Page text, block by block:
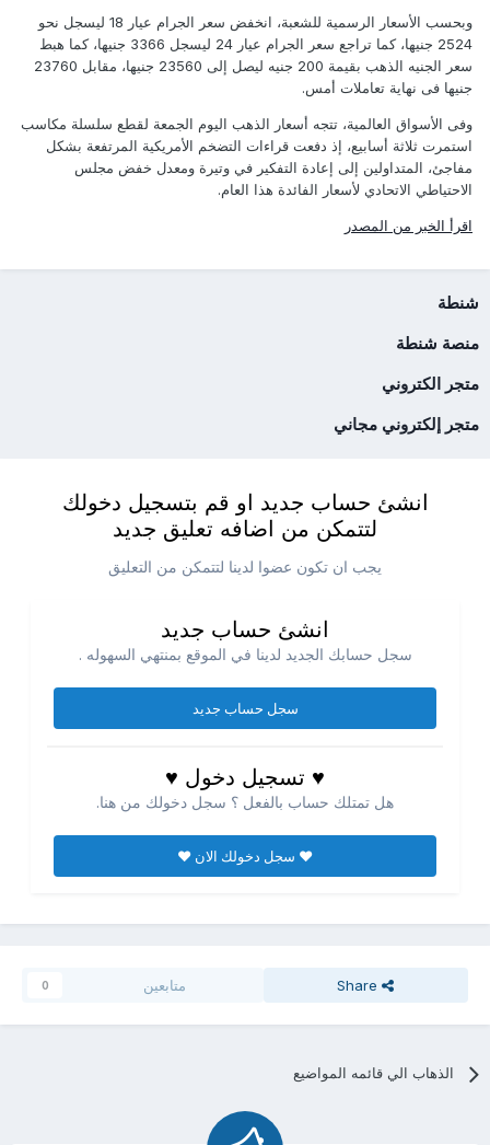
وبحسب الأسعار الرسمية للشعبة، انخفض سعر الجرام عيار 18 ليسجل نحو
2524 جنيها، كما تراجع سعر الجرام عيار 24 ليسجل 3366 جنيها، كما هبط
سعر الجنيه الذهب بقيمة 200 جنيه ليصل إلى 23560 جنيها، مقابل 23760
جنيها فى نهاية تعاملات أمس.
وفى الأسواق العالمية، تتجه أسعار الذهب اليوم الجمعة لقطع سلسلة مكاسب
استمرت ثلاثة أسابيع، إذ دفعت قراءات التضخم الأمريكية المرتفعة بشكل
مفاجئ، المتداولين إلى إعادة التفكير في وتيرة ومعدل خفض مجلس
الاحتياطي الاتحادي لأسعار الفائدة هذا العام.
اقرأ الخبر من المصدر
شنطة
منصة شنطة
متجر الكتروني
متجر إلكتروني مجاني
انشئ حساب جديد او قم بتسجيل دخولك
لتتمكن من اضافه تعليق جديد
يجب ان تكون عضوا لدينا لتتمكن من التعليق
انشئ حساب جديد
سجل حسابك الجديد لدينا في الموقع بمنتهي السهوله .
سجل حساب جديد
♥ تسجيل دخول ♥
هل تمتلك حساب بالفعل ؟ سجل دخولك من هنا.
♥ سجل دخولك الان ♥
Share متابعين 0
الذهاب الي قائمه المواضيع